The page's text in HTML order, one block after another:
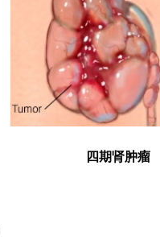
四期肾肿瘤